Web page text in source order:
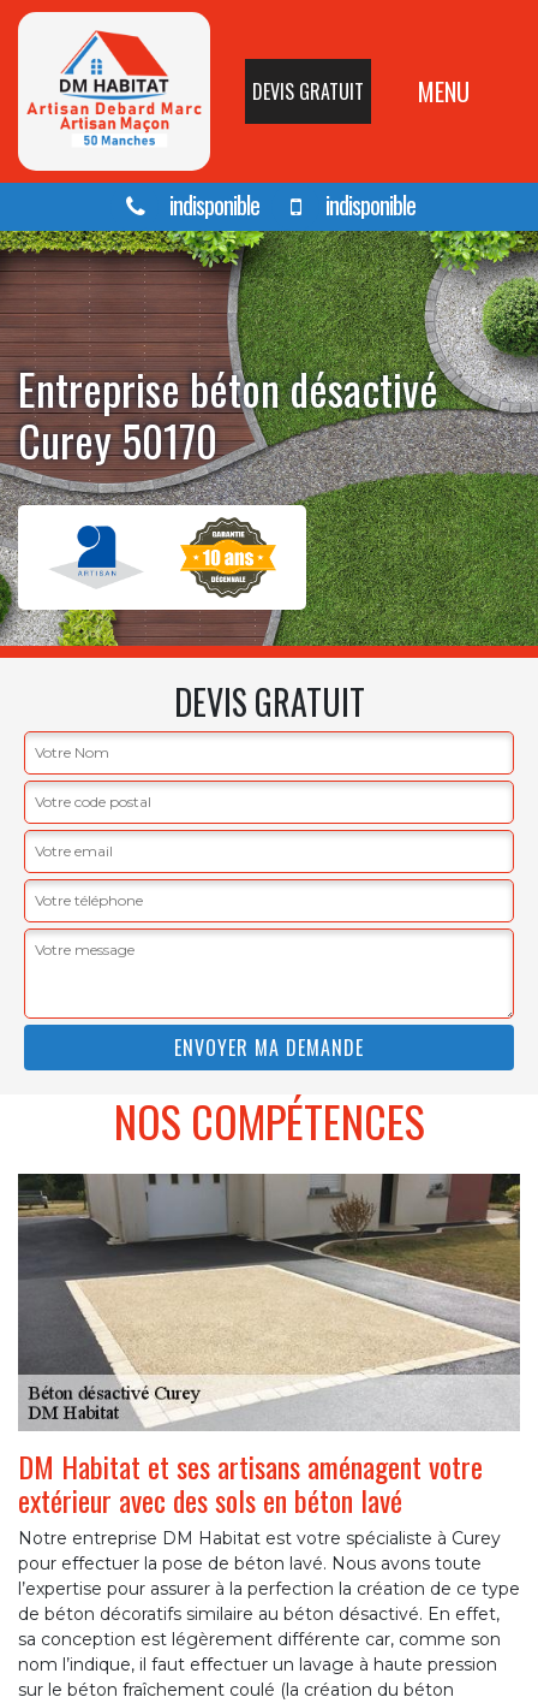
DEVIS GRATUIT MENU
indisponible indisponible
Entreprise béton désactivé
Curey 50170
DEVIS GRATUIT
NOS COMPÉTENCES
DM Habitat et ses artisans aménagent votre
extérieur avec des sols en béton lavé
Notre entreprise DM Habitat est votre spécialiste à Curey
pour effectuer la pose de béton lavé. Nous avons toute
l’expertise pour assurer à la perfection la création de ce type
de béton décoratifs similaire au béton désactivé. En effet,
sa conception est légèrement différente car, comme son
nom l’indique, il faut effectuer un lavage à haute pression
sur le béton fraîchement coulé (la création du béton